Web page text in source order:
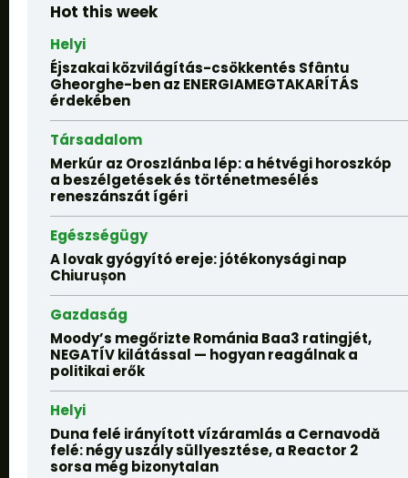
Hot this week
Helyi
Éjszakai közvilágítás-csökkentés Sfântu
Gheorghe-ben az ENERGIAMEGTAKARÍTÁS
érdekében
Társadalom
Merkúr az Oroszlánba lép: a hétvégi horoszkóp
a beszélgetések és történetmesélés
reneszánszát ígéri
Egészségügy
A lovak gyógyító ereje: jótékonysági nap
Chiurușon
Gazdaság
Moody’s megőrizte Románia Baa3 ratingjét,
NEGATÍV kilátással — hogyan reagálnak a
politikai erők
Helyi
Duna felé irányított vízáramlás a Cernavodă
felé: négy uszály süllyesztése, a Reactor 2
sorsa még bizonytalan